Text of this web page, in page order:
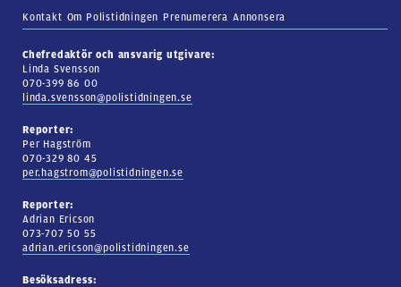
Kontakt Om Polistidningen Prenumerera Annonsera
Chefredaktör och ansvarig utgivare:
Linda Svensson
070-399 86 00
linda.svensson@polistidningen.se
Reporter:
Per Hagström
070-329 80 45
per.hagstrom@polistidningen.se
Reporter:
Adrian Ericson
073-707 50 55
adrian.ericson@polistidningen.se
Besöksadress: